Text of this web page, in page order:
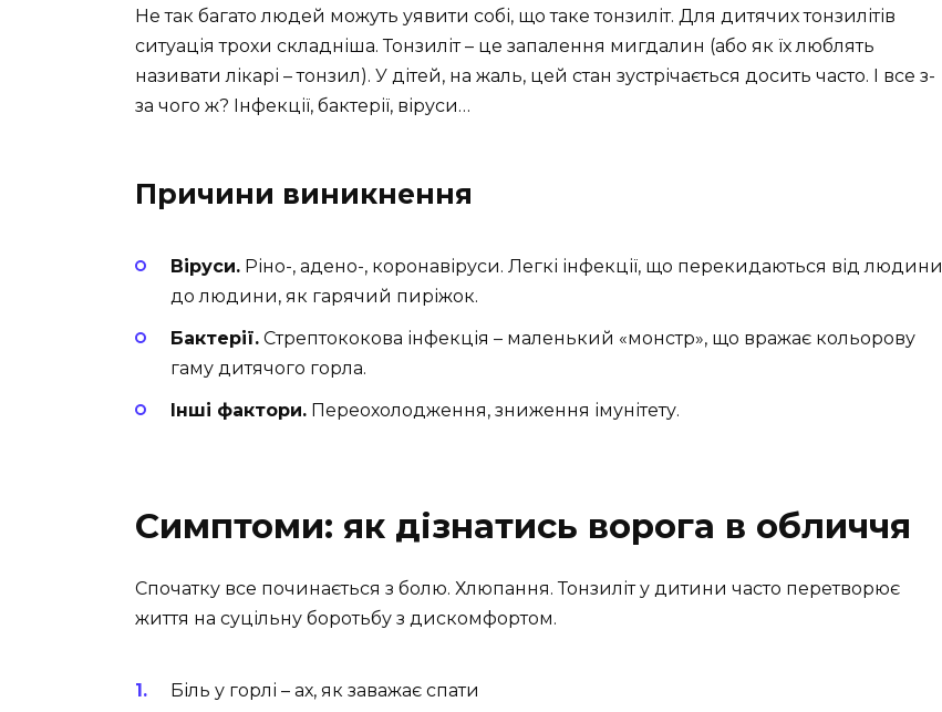
Не так багато людей можуть уявити собі, що таке тонзиліт. Для дитячих тонзилітів
ситуація трохи складніша. Тонзиліт – це запалення мигдалин (або як їх люблять
називати лікарі – тонзил). У дітей, на жаль, цей стан зустрічається досить часто. І все з-
за чого ж? Інфекції, бактерії, віруси…
Причини виникнення
Віруси. Ріно-, адено-, коронавіруси. Легкі інфекції, що перекидаються від людини
до людини, як гарячий пиріжок.
Бактерії. Стрептококова інфекція – маленький «монстр», що вражає кольорову
гаму дитячого горла.
Інші фактори. Переохолодження, зниження імунітету.
Симптоми: як дізнатись ворога в обличчя
Спочатку все починається з болю. Хлюпання. Тонзиліт у дитини часто перетворює
життя на суцільну боротьбу з дискомфортом.
Біль у горлі – ах, як заважає спати